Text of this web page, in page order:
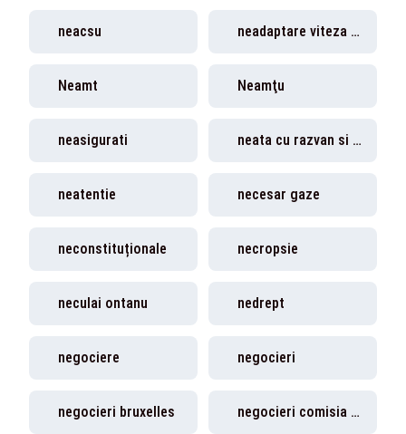
neacsu neadaptare viteza la conditiile de drum
Neamt Neamţu
neasigurati neata cu razvan si dani
neatentie necesar gaze
neconstituționale necropsie
neculai ontanu nedrept
negociere negocieri
negocieri bruxelles negocieri comisia europeana